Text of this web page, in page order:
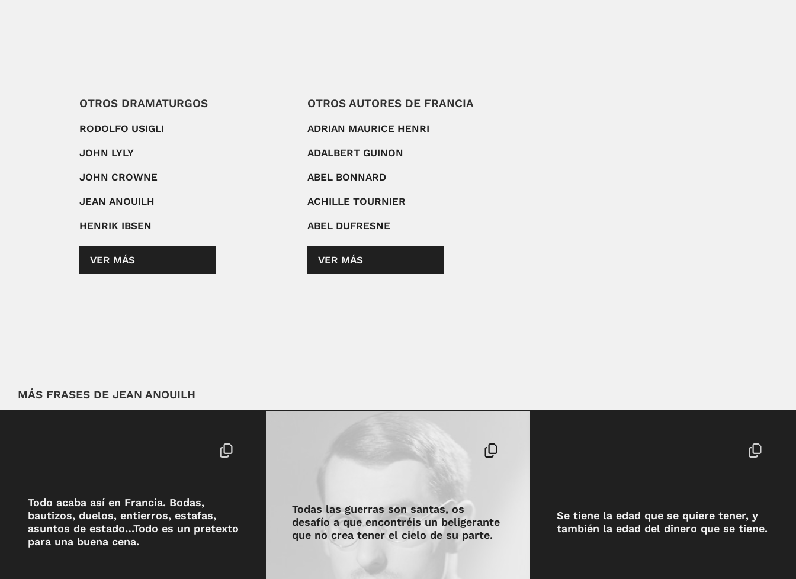
OTROS DRAMATURGOS
RODOLFO USIGLI
JOHN LYLY
JOHN CROWNE
JEAN ANOUILH
HENRIK IBSEN
VER MÁS
OTROS AUTORES DE FRANCIA
ADRIAN MAURICE HENRI
ADALBERT GUINON
ABEL BONNARD
ACHILLE TOURNIER
ABEL DUFRESNE
VER MÁS
MÁS FRASES DE JEAN ANOUILH
Todo acaba así en Francia. Bodas,
bautizos, duelos, entierros, estafas,
asuntos de estado…Todo es un pretexto
para una buena cena.
Todas las guerras son santas, os
desafío a que encontréis un beligerante
que no crea tener el cielo de su parte.
Se tiene la edad que se quiere tener, y
también la edad del dinero que se tiene.